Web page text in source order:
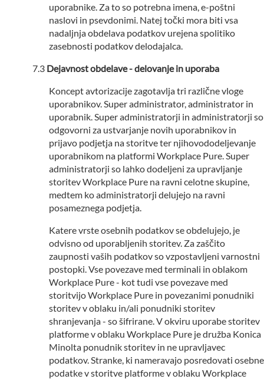
uporabnike. Za to so potrebna imena, e-poštni
naslovi in psevdonimi. Natej točki mora biti vsa
nadaljnja obdelava podatkov urejena spolitiko
zasebnosti podatkov delodajalca.
Dejavnost obdelave - delovanje in uporaba
Koncept avtorizacije zagotavlja tri različne vloge
uporabnikov. Super administrator, administrator in
uporabnik. Super administratorji in administratorji so
odgovorni za ustvarjanje novih uporabnikov in
prijavo podjetja na storitve ter njihovododeljevanje
uporabnikom na platformi Workplace Pure. Super
administratorji so lahko dodeljeni za upravljanje
storitev Workplace Pure na ravni celotne skupine,
medtem ko administratorji delujejo na ravni
posameznega podjetja.
Katere vrste osebnih podatkov se obdelujejo, je
odvisno od uporabljenih storitev. Za zaščito
zaupnosti vaših podatkov so vzpostavljeni varnostni
postopki. Vse povezave med terminali in oblakom
Workplace Pure - kot tudi vse povezave med
storitvijo Workplace Pure in povezanimi ponudniki
storitev v oblaku in/ali ponudniki storitev
shranjevanja - so šifrirane. V okviru uporabe storitev
platforme v oblaku Workplace Pure je družba Konica
Minolta ponudnik storitev in ne upravljavec
podatkov. Stranke, ki nameravajo posredovati osebne
podatke v storitve platforme v oblaku Workplace